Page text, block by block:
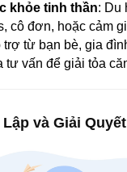
khỏe tinh thần: Du
cô đơn, hoặc cảm
từ bạn bè, gia
tư vấn để giải tỏa
và Giải